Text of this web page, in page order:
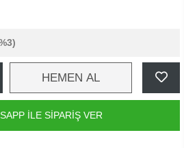
HEMEN AL
İLE SİPARİŞ VER